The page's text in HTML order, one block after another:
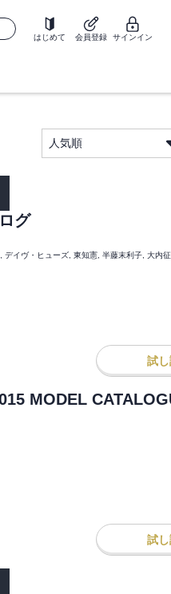
はじめて 会員登録 サインイン
人気順
グ
試
MODEL
試